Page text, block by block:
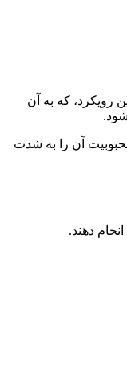
آن را به شدت